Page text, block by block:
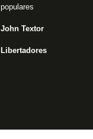
populares
John Textor
Libertadores